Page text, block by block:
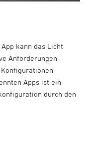
kann das Licht
Anforderungen
Apps ist ein
durch den